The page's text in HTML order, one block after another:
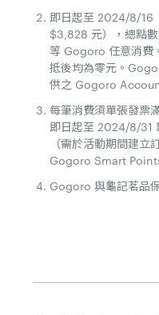
即日起至 2024/8/16
$3,828 元），總點
等 Gogoro 任意消費
抵後均為零元。
供之 Gogoro
每筆消費須單張發票
即日起至 2024/8/31
（需於活動期間建
Gogoro Smart
Gogoro 與龜記茗品